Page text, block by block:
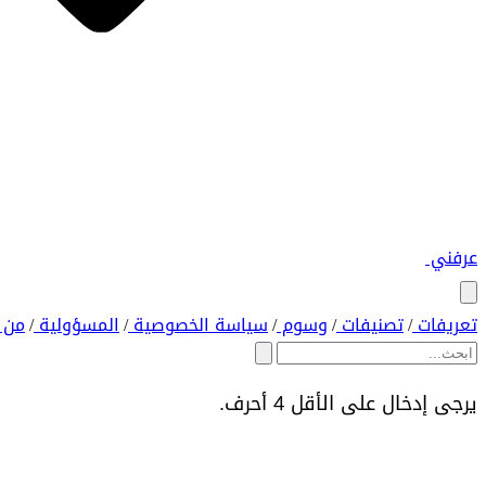
عرفني
تعريفات/ تصنيفات/ وسوم/ سياسة الخصوصية/ المسؤولية/
يرجى إدخال على الأقل 4 أحرف.